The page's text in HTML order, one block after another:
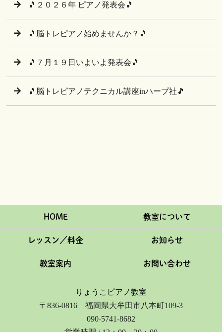
🎵２０２６年 ピアノ発表会🎵
🎵脳トレピアノ始めませんか？🎵
🎵７月１９日いよいよ発表会🎵
🎵脳トレピアノテクニカル講座inハープ社🎵
HOME 教室について
レッスン／料金 お知らせ
教室案内 お問い合わせ
りょうこピアノ教室
〒836-0816 福岡県大牟田市八本町109-3
090-5741-8682